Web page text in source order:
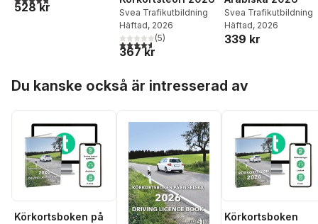
övningar, ljudbok &
528 kr
Svea Trafikutbildning
Häftad, 2026
4,6utav 5 stjärnor. Totalt antal röster:
(5)
367 kr
Svea Trafikutbildning
Häftad, 2026
339 kr
Du kanske också är intresserad av
Körkortsboken på
Körkortsboken